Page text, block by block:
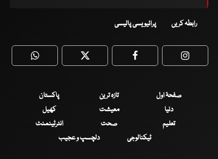
رابطہ کریں پرائیویسی پالیسی
WhatsApp Twitter Facebook
صفحۂ اول تازہ ترین
پاکستان
دنیا
معیشت
کھیل
تعلیم
صحت
انٹرٹینمنٹ
ٹیکنالوجی
دلچسپ و عجیب